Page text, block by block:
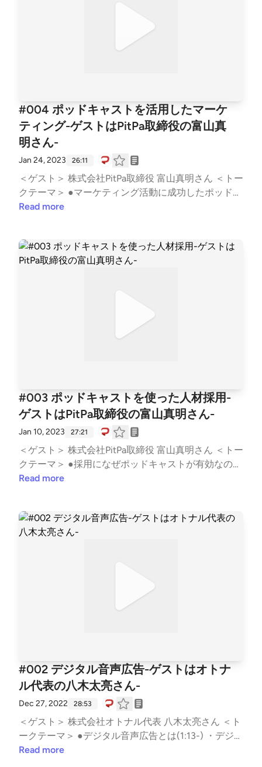
話せる ・専門性を発揮しやすい ・失敗しても編集で
どうにかできる ・隙間時間をターゲットにできる ●
e)＞ https://note.com/d2cradmimi/ See Privacy Polic
y at https://art19.com/privacy and California Privacy N
otice at https://art19.com/privacy#do-not-sell-my-inf
o.
#004 ポッドキャストを活用したマーケ
ティング-ゲストはPitPa取締役の富山真
明さん-
Jan 24, 2023 26:11
＜ゲスト＞ 株式会社PitPa取締役 富山真明さん ＜トー
クテーマ＞ ●マーケティング活動に成功したポッドキ
ャスト事例(1:50-) ・Salesforceは約15番組ポッドキ
ilt different」 ・XTech Ventures「スタートアップ オ
フレコ対談」 ●企業がポッドキャストをやる意味(13:
に向いているのはターゲットが明確な商材 ・番組コ
ンテンツを作る上での戦略 ・宣伝番組は聴いてもら
「第86回 ぼったくりバーに入ってしまった場合の適
切な対処法」 ＜Twitterハッシュタグ＞ #ミミヨリ ＜
音マーケティング (note)＞ https://note.com/d2crad
mimi/ See Privacy Policy at https://art19.com/privacy
and California Privacy Notice at https://art19.com/priv
acy#do-not-sell-my-info.
Read more
#003 ポッドキャストを使った人材採用-
ゲストはPitPa取締役の富山真明さん-
Jan 10, 2023 27:21
＜ゲスト＞ 株式会社PitPa取締役 富山真明さん ＜トー
クテーマ＞ ●採用になぜポッドキャストが有効なのか
(2:43-) ・採用の母集団形成は苦手 ・ファン化が得意
カルチャーを手軽に発信できる ●採用ポッドキャスト
を制作する時に気を付ける点(8:07-) ・ターゲットを
ト ・リスナーが番組のファンになれば転職先の候補
になる ●採用ポッドキャストの事例(16:36-) ・採用ポ
ドキャストインタビュー by PitPa」ではポッドキャス
トを配信している企業のリアルな話が聴ける ●富山さ
んが選ぶ音声コンテンツの神回(23:50-) Cybozu Desi
gn Podcast「#33【ゲスト：UXPRESS CONSULTING
INC 井出さん】井出さんに聞く！海外リサーチあるあ
る」 ＜Twitterハッシュタグ＞ #ミミヨリ ＜音マーケ
ティング (note)＞ https://note.com/d2cradmimi/ See
Read more
#002 デジタル音声広告-ゲストはオトナ
ル代表の八木太亮さん-
Dec 27, 2022 28:53
＜ゲスト＞ 株式会社オトナル代表 八木太亮さん ＜ト
ークテーマ＞ ●デジタル音声広告とは(1:13-) ・デジタ
ル音声広告とは何か ・デジタル音声広告のメリット
Read more